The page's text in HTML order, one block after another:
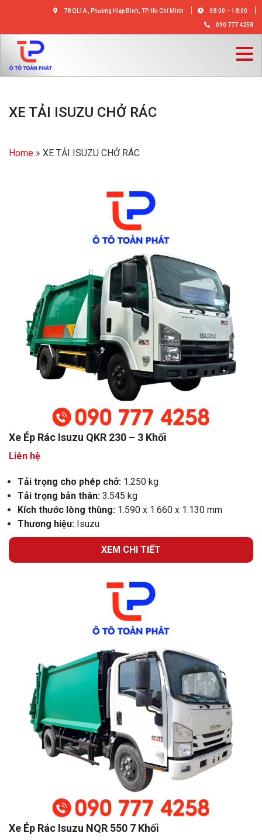
78 QL1A , Phường Hiệp Bình, TP. Hồ Chí Minh 08:00 – 18:00
090 777 4258
XE TẢI ISUZU CHỞ RÁC
Home » XE TẢI ISUZU CHỞ RÁC
Xe Ép Rác Isuzu QKR 230 – 3 Khối
Liên hệ
Tải trọng cho phép chở: 1.250 kg
Tải trọng bản thân: 3.545 kg
Kích thước lòng thùng: 1.590 x 1.660 x 1.130 mm
Thương hiệu: Isuzu
XEM CHI TIẾT
Xe Ép Rác Isuzu NQR 550 7 Khối